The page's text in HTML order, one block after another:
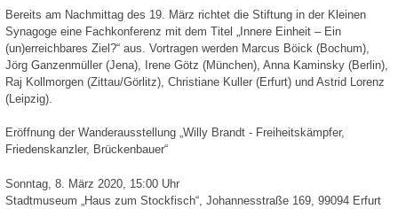
Bereits am Nachmittag des 19. März richtet die Stiftung in der Kleinen
Synagoge eine Fachkonferenz mit dem Titel „Innere Einheit – Ein
(un)erreichbares Ziel?“ aus. Vortragen werden Marcus Böick (Bochum),
Jörg Ganzenmüller (Jena), Irene Götz (München), Anna Kaminsky (Berlin),
Raj Kollmorgen (Zittau/Görlitz), Christiane Kuller (Erfurt) und Astrid Lorenz
(Leipzig).
Eröffnung der Wanderausstellung „Willy Brandt - Freiheitskämpfer,
Friedenskanzler, Brückenbauer“
Sonntag, 8. März 2020, 15:00 Uhr
Stadtmuseum „Haus zum Stockfisch“, Johannesstraße 169, 99094 Erfurt